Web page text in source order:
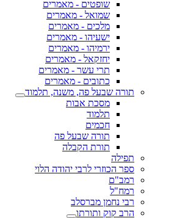
שופטים - מאמרים
שמואל - מאמרים
מלכים - מאמרים
ישעיהו - מאמרים
ירמיהו - מאמרים
יחזקאל - מאמרים
תרי עשר - מאמרים
כתובים - מאמרים
תורה שבעל פה, משנה, תלמוד
מסכת אבות
תלמוד
חכמים
תורה שבעל פה
תורת הקבלה
תפילה
ספר הכוזרי לרבי יהודה הלוי
רמב"ם
רמח"ל
רבי נחמן מברסלב
הרב קוק ותורתו